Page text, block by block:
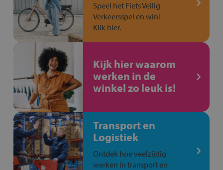
Speel het Fiets Veilig
Verkeersspel en win!
Klik hier.
Kijk hier waarom
werken in de
winkel zo leuk is!
Transport en
Logistiek
Ontdek hoe veelzijdig
werken in transport en